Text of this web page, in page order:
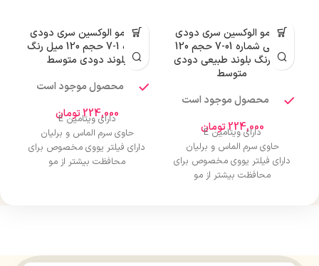
رنگ مو الوکسین سری دودی
طبیعی شماره 01-7 حجم 120
میل رنگ بلوند طبیعی دودی
متوسط
محصول موجود است
224,000تومان
دارای ویتامین E
حاوی سرم الماس و برلیان
دارای فیلتر یووی مخصوص برای
محافظت بیشتر از مو
رنگ مو الوکسین سری دودی
شماره 1-7 حجم 120 میل رنگ
بلوند دودی متوسط
محصول موجود است
224,000تومان
دارای ویتامین E
حاوی سرم الماس و برلیان
دارای فیلتر یووی مخصوص برای
محافظت بیشتر از مو